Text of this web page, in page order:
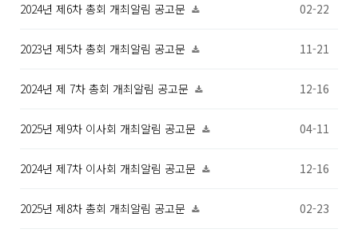
2024년 제6차 총회 개최알림 공고문 02-22
2023년 제5차 총회 개최알림 공고문 11-21
2024년 제 7차 총회 개최알림 공고문 12-16
2025년 제9차 이사회 개최알림 공고문 04-11
2024년 제7차 이사회 개최알림 공고문 12-16
2025년 제8차 총회 개최알림 공고문 02-23